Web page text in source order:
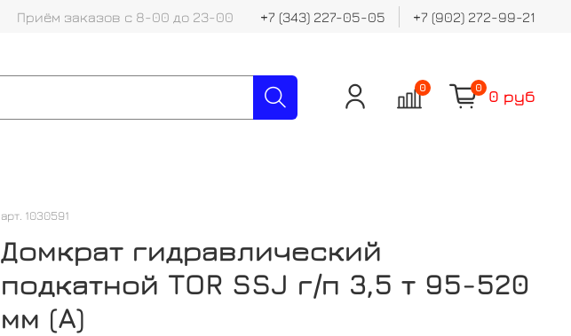
Приём заказов с 8-00 до 23-00 +7 (343) 227-05-05 +7 (902) 272-99-21
0 0 0 руб
арт. 1030591
Домкрат гидравлический
подкатной TOR SSJ г/п 3,5 т 95-520
мм (A)